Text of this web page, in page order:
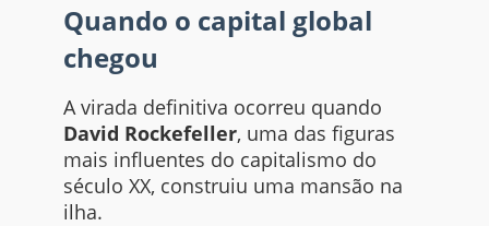
Quando o capital global
chegou
A virada definitiva ocorreu quando
David Rockefeller, uma das figuras
mais influentes do capitalismo do
século XX, construiu uma mansão na
ilha.